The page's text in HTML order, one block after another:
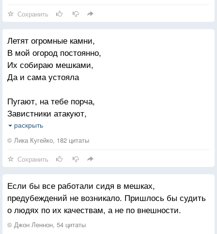
существуете.
Сохранить
Летят огромные камни,
В мой огород постоянно,
Их собираю мешками,
Да и сама устояла
Пугают, на тебе порча,
Завистники атакуют,
Воспринимаю я молча,
Злость и коварность людскую
Доказывать все пыталась,
Ко мне вы несправедливы,
Сейчас мудрее я стала,
Злодей не будет счастливым
Все возвратится обратно,
раскрыть
© Лика Кугейко, 182 цитаты
Сохранить
Если бы все работали сидя в мешках,
предубеждений не возникало. Пришлось бы судить
о людях по их качествам, а не по внешности.
© Джон Леннон, 54 цитаты